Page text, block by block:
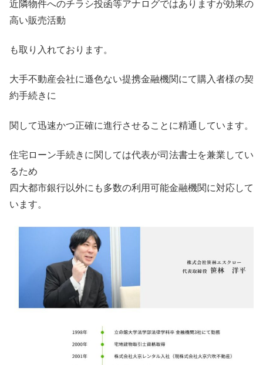
近隣物件へのチラシ投函等アナログではありますが効果の
高い販売活動
も取り入れております。
大手不動産会社に遜色ない提携金融機関にて購入者様の契
約手続きに
関して迅速かつ正確に進行させることに精通しています。
住宅ローン手続きに関しては代表が司法書士を兼業してい
るため
四大都市銀行以外にも多数の利用可能金融機関に対応して
います。